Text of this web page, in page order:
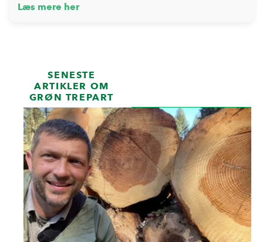
Læs mere her
SENESTE
ARTIKLER OM
GRØN TREPART